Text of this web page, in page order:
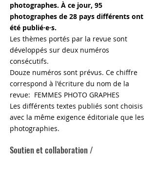
photographes. À ce jour, 95
photographes de 28 pays différents ont
été publié·e·s.
Les thèmes portés par la revue sont
développés sur deux numéros
consécutifs.
Douze numéros sont prévus. Ce chiffre
correspond à l'écriture du nom de la
revue: FEMMES PHOTO GRAPHES
Les différents textes publiés sont choisis
avec la même exigence éditoriale que les
photographies.
Soutien et collaboration /